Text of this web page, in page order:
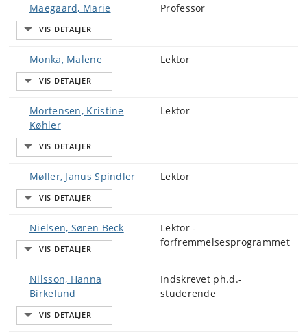
Maegaard, Marie Professor
Monka, Malene Lektor
Mortensen, Kristine
Køhler
Lektor
Møller, Janus Spindler Lektor
Nielsen, Søren Beck
Lektor -
forfremmelsesprogrammet
Nilsson, Hanna
Birkelund
Indskrevet ph.d.-
studerende